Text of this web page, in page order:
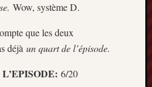
Wow, système D.
que les deux
déjà un quart de l’épisode.
6/20